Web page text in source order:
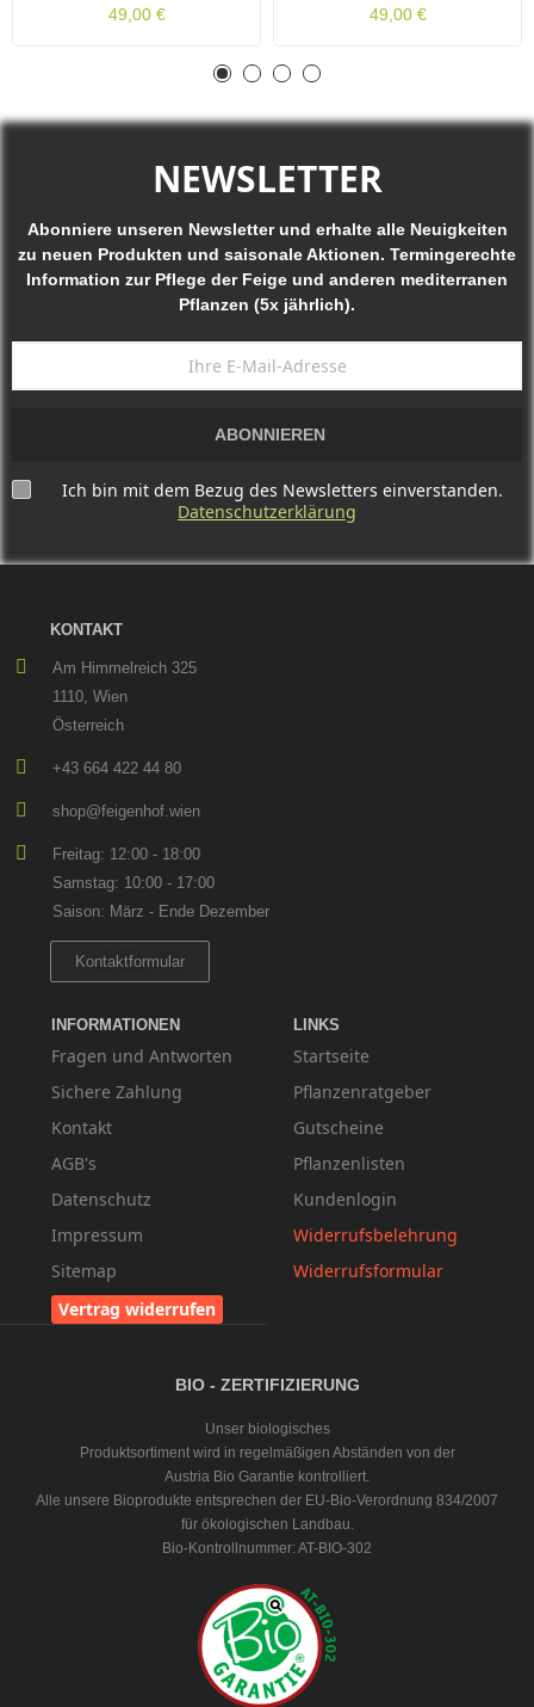
49,00 € 49,00 €
NEWSLETTER
Abonniere unseren Newsletter und erhalte alle Neuigkeiten
zu neuen Produkten und saisonale Aktionen. Termingerechte
Information zur Pflege der Feige und anderen mediterranen
Pflanzen (5x jährlich).
ABONNIEREN
Ich bin mit dem Bezug des Newsletters einverstanden.
Datenschutzerklärung
KONTAKT
Am Himmelreich 325
1110, Wien
Österreich
+43 664 422 44 80
shop@feigenhof.wien
Freitag: 12:00 - 18:00
Samstag: 10:00 - 17:00
Saison: März - Ende Dezember
Kontaktformular
INFORMATIONEN
Fragen und Antworten
Sichere Zahlung
Kontakt
AGB's
Datenschutz
Impressum
Sitemap
Vertrag widerrufen
LINKS
Startseite
Pflanzenratgeber
Gutscheine
Pflanzenlisten
Kundenlogin
Widerrufsbelehrung
Widerrufsformular
BIO - ZERTIFIZIERUNG
Unser biologisches
Produktsortiment wird in regelmäßigen Abständen von der
Austria Bio Garantie kontrolliert.
Alle unsere Bioprodukte entsprechen der EU-Bio-Verordnung 834/2007
für ökologischen Landbau.
Bio-Kontrollnummer: AT-BIO-302